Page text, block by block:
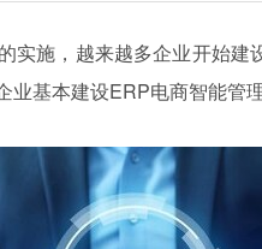
实施，越来越多企业开始
基本建设ERP电商智能管理